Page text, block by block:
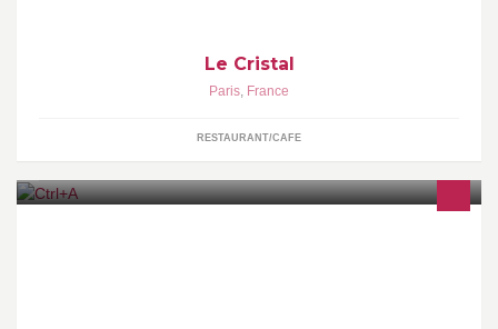
Le Cristal
Paris, France
RESTAURANT/CAFE